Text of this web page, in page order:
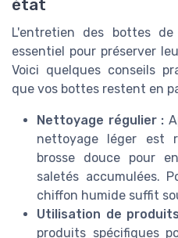
état
L'entretien des bottes
essentiel pour préserver
Voici quelques conseils
que vos bottes restent en
Nettoyage régulier :
nettoyage léger est
brosse douce pour
saletés accumulées.
chiffon humide suffit
Utilisation de
produits spécifiques